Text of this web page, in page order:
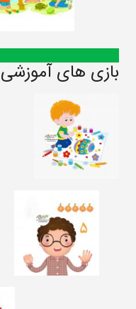
بازی های آموزشی